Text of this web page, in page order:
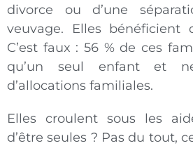
divorce ou d’une
veuvage. Elles bénéficient
C’est faux : 56 % de ces
qu’un seul enfant et
d’allocations familiales.
Elles croulent sous les
d’être seules ? Pas du tout,